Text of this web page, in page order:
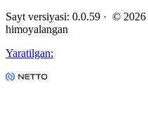
Sayt versiyasi: 0.0.59 · © 2026
himoyalangan
Yaratilgan: